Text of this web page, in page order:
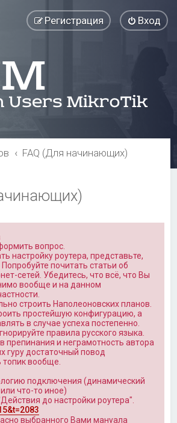
Вход
Регистрация
FAQ (Для начинающих)
вопрос.
настройку роутера, представьте,
Попробуйте почитать статьи об
сетей. Убедитесь, что всё, что Вы
вообще и на данном
строить Наполеоновских планов.
простейшую конфигурацию, а
в случае успеха постепенно.
правила русского языка.
препинания и неграмотность автора
гуру достаточный повод
топик вообще.
подключения (динамический
или что-то иное)
до настройки роутера".
выбранного Вами мануала